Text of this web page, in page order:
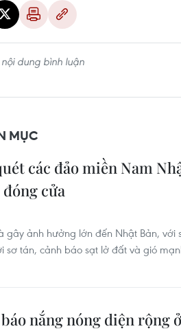
MỤC
các đảo miền Nam
cửa
gây ảnh hưởng lớn đến Nhật Bản, với
tán, cảnh báo sạt lở đất và gió
nắng nóng diện rộng